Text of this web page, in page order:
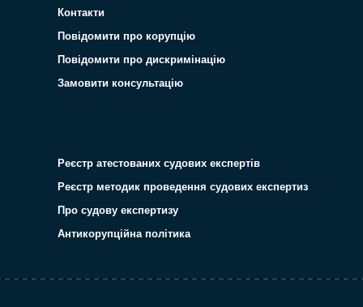
Контакти
Повідомити про корупцію
Повідомити про дискримінацію
Замовити консультацію
Реєстр атестованих судових експертів
Реєстр методик проведення судових експертиз
Про судову експертизу
Антикорупційна політика